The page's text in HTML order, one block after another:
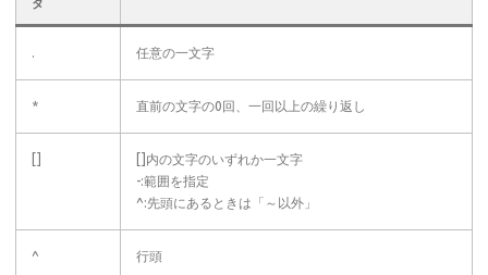
タ
. 任意の一文字
* 直前の文字の0回、一回以上の繰り返し
[]内の文字のいずれか一文字
-:範囲を指定
^:先頭にあるときは「～以外」
^ 行頭